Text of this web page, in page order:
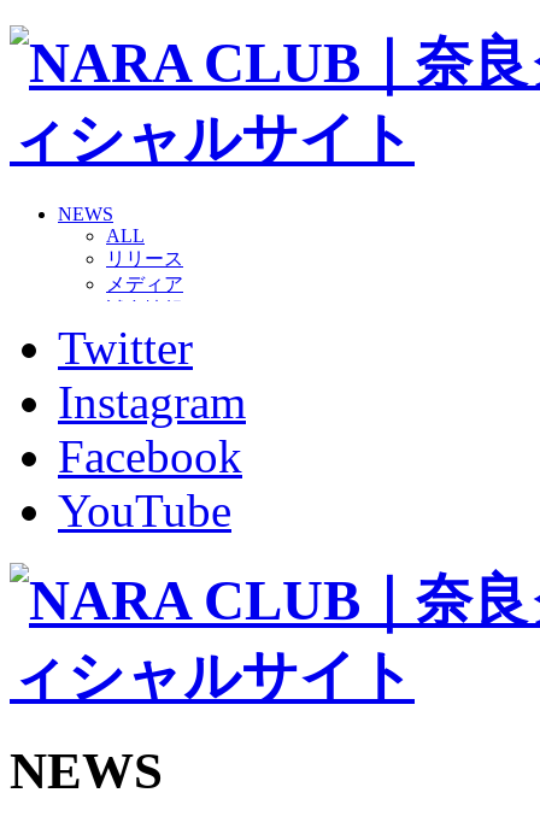
NEWS
ALL
リリース
メディア
グッズ
ファンコミュニティ
ホームタウン
コラム
その他
TEAM
2026/27トップチーム
2026/27トップチームスタッフ
バモス
チアダンススクール
ボランティアチーム「volundeer」
ビクトリーロード
HOMEGAME
観戦ルール＆マナー
Jリーグ運営管理規定
写真・動画使用ガイドライン
Twitter
Instagram
Facebook
YouTube
NEWS